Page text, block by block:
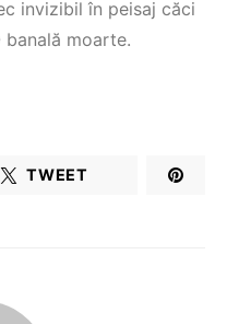
invizibil în peisaj căci
banală moarte.
TWEET